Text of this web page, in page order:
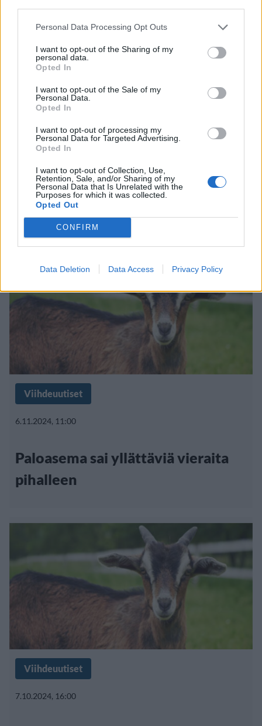
Personal Data Processing Opt Outs
I want to opt-out of the Sharing of my
personal data.
Opted In
I want to opt-out of the Sale of my
Personal Data.
Opted In
I want to opt-out of processing my
Personal Data for Targeted Advertising.
Opted In
I want to opt-out of Collection, Use,
Retention, Sale, and/or Sharing of my
Personal Data that Is Unrelated with the
Purposes for which it was collected.
Opted Out
CONFIRM
Data Deletion Data Access Privacy Policy
Viihdeuutiset
päätyivät lopulta poliisiauton
kyytiin
Viihdeuutiset
6.11.2024, 11:00
Paloasema sai yllättäviä vieraita
pihalleen
Viihdeuutiset
7.10.2024, 16:00